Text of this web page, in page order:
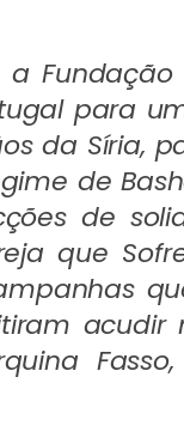
Fundação
para
da Síria,
de
de
que
acudir